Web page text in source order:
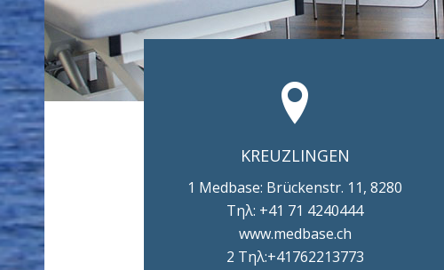
KREUZLINGEN
1 Medbase: Brückenstr. 11, 8280
Τηλ: +41 71 4240444
www.medbase.ch
2 Τηλ:+41762213773